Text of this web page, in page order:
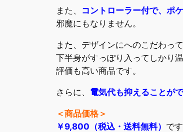
また、 コントローラー付で、ポ
邪魔にもなりません。
また、デザインにへのこだわっ
下半身がすっぽり入ってしかり
評価も高い商品です。
さらに、 電気代も抑えることが
＜商品価格＞
￥9,800（税込・送料無料） です